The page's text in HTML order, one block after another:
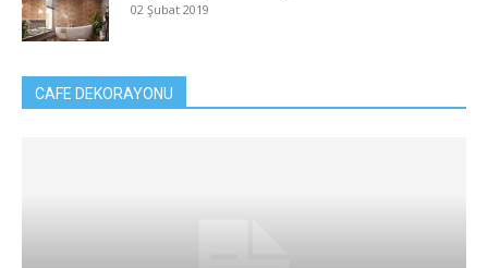
02 Şubat 2019
CAFE DEKORAYONU